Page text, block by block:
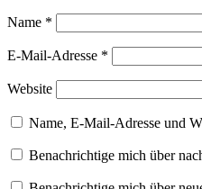
Name *
E-Mail-Adresse *
Website
Name, E-Mail-Adresse und
Benachrichtige mich über